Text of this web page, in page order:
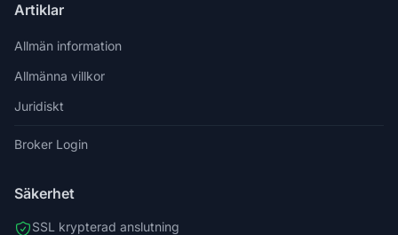
Artiklar
Allmän information
Allmänna villkor
Juridiskt
Broker Login
Säkerhet
SSL krypterad anslutning